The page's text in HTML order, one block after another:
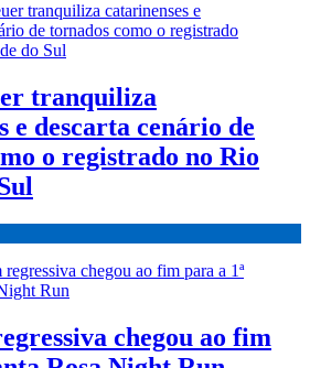
tranquiliza
e descarta cenário de
o registrado no Rio
chegou ao fim